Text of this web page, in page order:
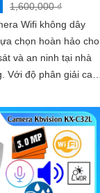
1,600,000 ₫
Wifi không dây
chọn hoàn hảo cho
và an ninh tại nhà
giúp bạn quan sát
cách dễ dàng